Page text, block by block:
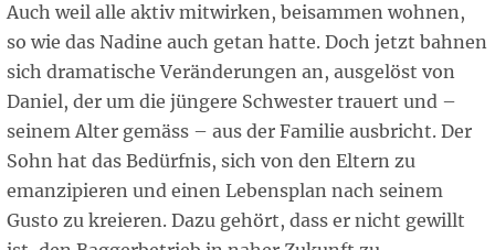
Auch weil alle aktiv mitwirken, beisammen wohnen,
so wie das Nadine auch getan hatte. Doch jetzt bahnen
sich dramatische Veränderungen an, ausgelöst von
Daniel, der um die jüngere Schwester trauert und –
seinem Alter gemäss – aus der Familie ausbricht. Der
Sohn hat das Bedürfnis, sich von den Eltern zu
emanzipieren und einen Lebensplan nach seinem
Gusto zu kreieren. Dazu gehört, dass er nicht gewillt